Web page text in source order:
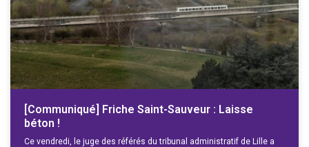
[Communiqué] Friche Saint-Sauveur : Laisse
béton !
Ce vendredi, le juge des référés du tribunal administratif de Lille a